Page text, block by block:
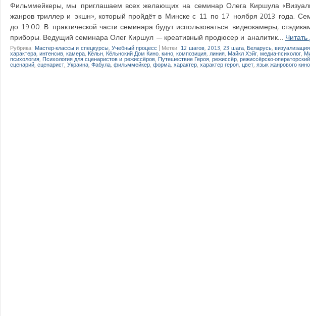
Фильммейкеры, мы приглашаем всех желающих на семинар Олега Киршула
жанров триллер и экшн», который пройдёт в Минске с 11 по 17 ноября 2013 года.
до 19:00. В практической части семинара будут использоваться: видеокамеры,
приборы. Ведущий семинара Олег Киршул — креативный продюсер и аналитик…
Рубрика: Мастер-классы и спецкурсы Учебный процесс Метки: 12 шагов 2013 23 шага Беларусь визуализация
характера интенсив камера Кёльн Кёльнский Дом Кино, кино композиция линия Майкл Хэйг ,медиа-психолог ,
психология Психология для сценаристов и режиссёров Путешествие Героя режиссёр режиссёрско-операторский
сценарий сценарист Украина ,Фабула фильммейкер форма характер характер героя,цвет язык жанрового кино